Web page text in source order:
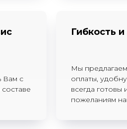
Вам с
Гибкость и
Мы
оплаты,
всегда готовы
пожеланиям